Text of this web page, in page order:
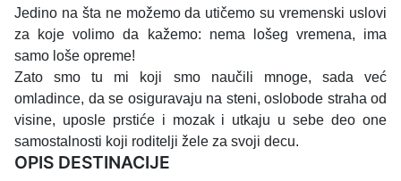
Jedino na šta ne možemo da utičemo su vremenski uslovi
za koje volimo da kažemo: nema lošeg vremena, ima
samo loše opreme!
Zato smo tu mi koji smo naučili mnoge, sada već
omladince, da se osiguravaju na steni, oslobode straha od
visine, uposle prstiće i mozak i utkaju u sebe deo one
samostalnosti koji roditelji žele za svoji decu.
OPIS DESTINACIJE